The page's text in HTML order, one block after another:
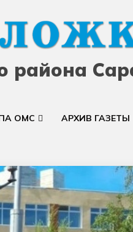
района
ОМС АРХИВ ГАЗЕТЫ